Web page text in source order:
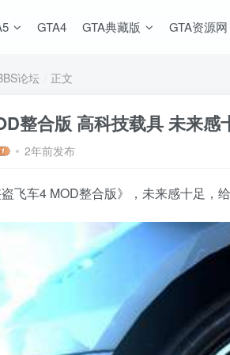
GTA4 GTA典藏版 GTA资源网
论坛 正文
整合版 高科技载具 未来感
2年前发布
飞车4 MOD整合版》，未来感十足，